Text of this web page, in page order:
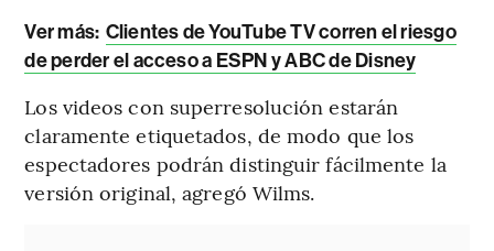
Ver más: Clientes de YouTube TV corren el riesgo
de perder el acceso a ESPN y ABC de Disney
Los videos con superresolución estarán
claramente etiquetados, de modo que los
espectadores podrán distinguir fácilmente la
versión original, agregó Wilms.